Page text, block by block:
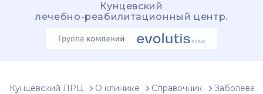
Кунцевский
лечебно-реабилитационный центр.
Кунцевский ЛРЦ О клинике Справочник